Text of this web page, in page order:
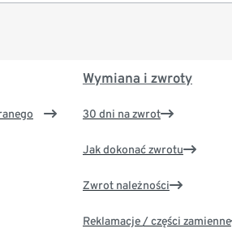
Wymiana i zwroty
30 dni na zwrot
Jak dokonać zwrotu
Zwrot należności
Reklamacje / części zamienne